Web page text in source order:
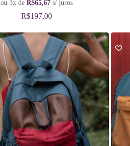
ou 3x de R$65,67 s/ juros
R$197,00